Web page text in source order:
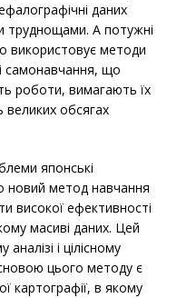
даних
труднощами. А потужні
використовує методи
самонавчання, що
роботи, вимагають їх
обсягах
японські
новий метод навчання
високої ефективності
масиві даних. Цей
і цілісному
цього методу є
картографії, в якому